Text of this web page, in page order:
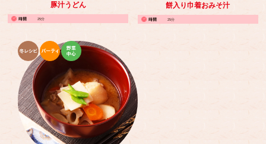
餅入り巾着おみそ汁
25分
豚汁うどん
25分